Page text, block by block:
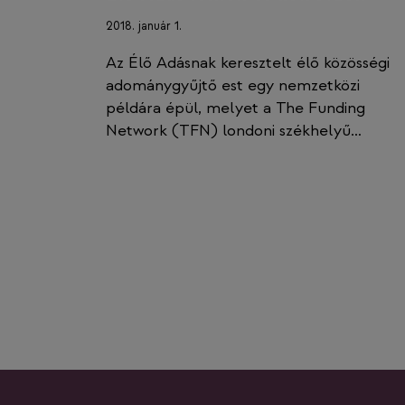
2018. január 1.
Az Élő Adásnak keresztelt élő közösségi
adománygyűjtő est egy nemzetközi
példára épül, melyet a The Funding
Network (TFN) londoni székhelyű…